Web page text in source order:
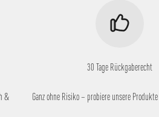
&
30 Tage Rückgaberecht
Ganz ohne Risiko – probiere unsere